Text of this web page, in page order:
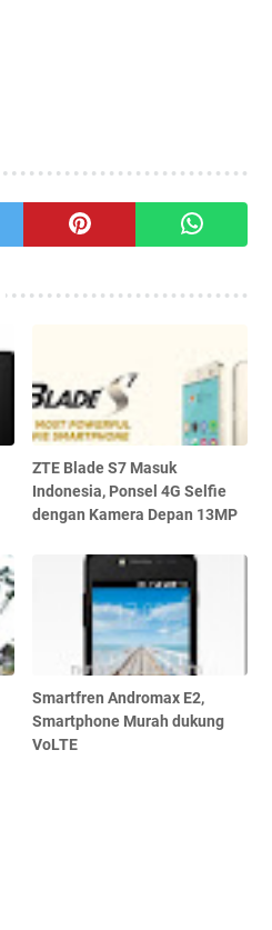
ZTE Blade S7 Masuk
Indonesia, Ponsel 4G Selfie
dengan Kamera Depan 13MP
Smartfren Andromax E2,
Smartphone Murah dukung
VoLTE